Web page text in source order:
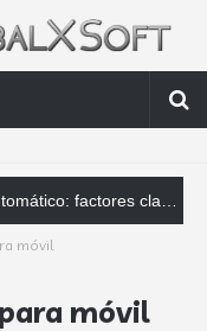
clave que debes analizar
móvil
móvil